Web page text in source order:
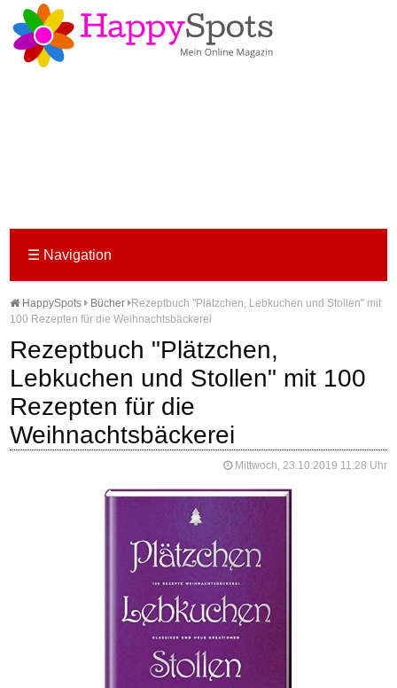
☰ Navigation
HappySpots Bücher
Rezeptbuch "Plätzchen, Lebkuchen und Stollen" mit
100 Rezepten für die Weihnachtsbäckerei
Rezeptbuch "Plätzchen,
Lebkuchen und Stollen" mit 100
Rezepten für die
Weihnachtsbäckerei
Mittwoch, 23.10.2019 11:28 Uhr